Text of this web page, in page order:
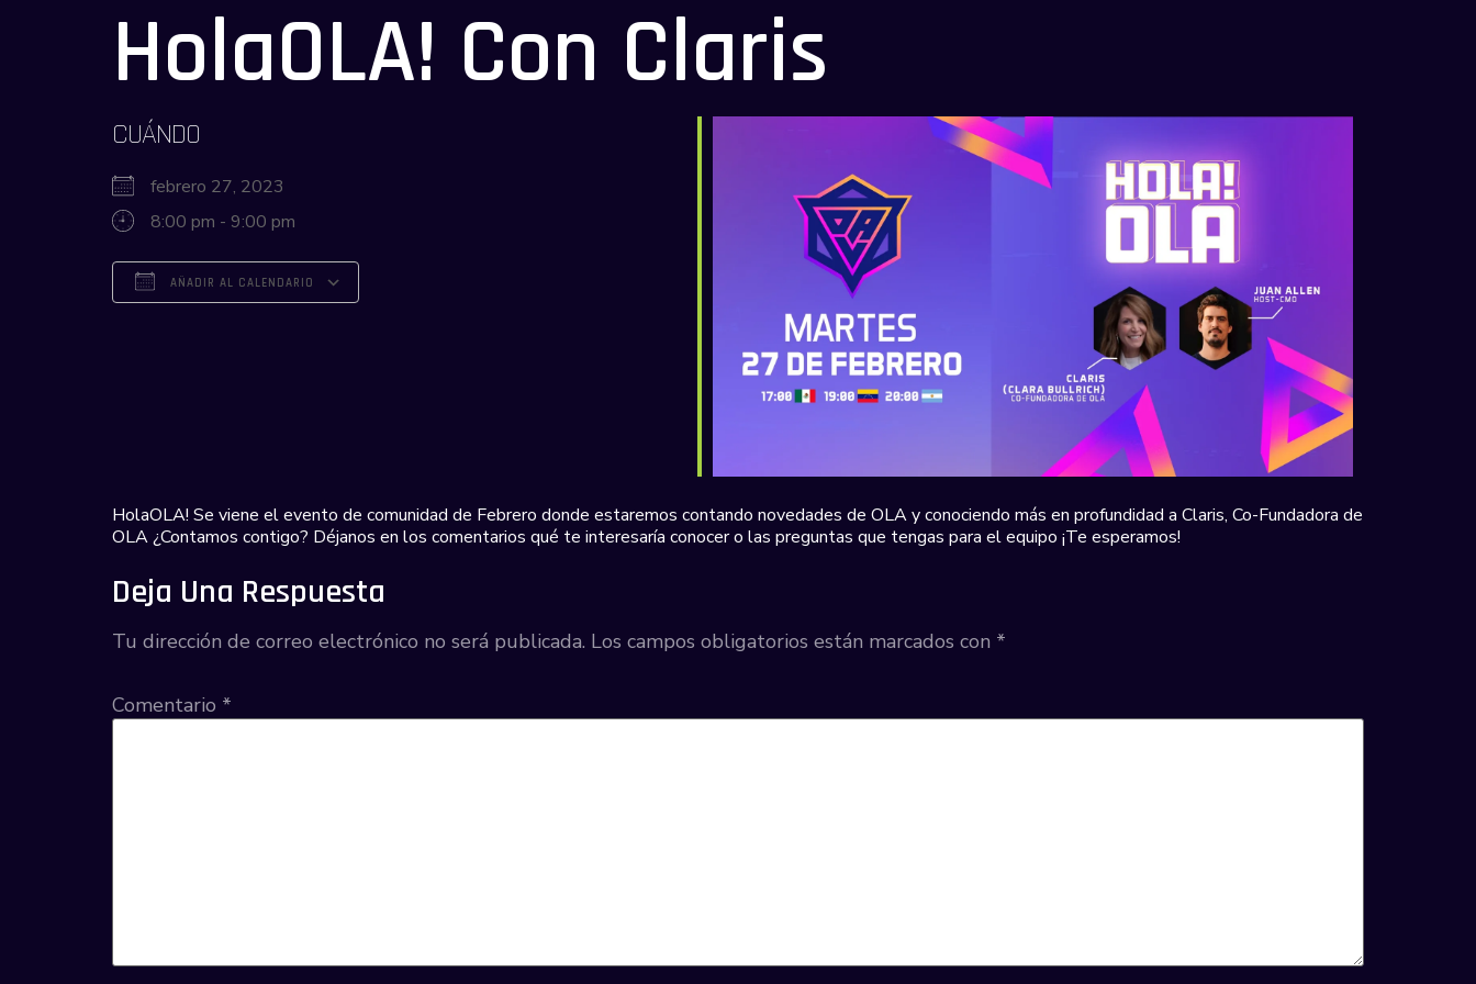
HolaOLA! Con Claris
CUÁNDO
febrero 27, 2023
8:00 pm - 9:00 pm
AÑADIR AL CALENDARIO
HolaOLA! Se viene el evento de comunidad de Febrero donde estaremos contando novedades de OLA y conociendo más en profundidad a Claris, Co-Fundadora de
OLA ¿Contamos contigo? Déjanos en los comentarios qué te interesaría conocer o las preguntas que tengas para el equipo ¡Te esperamos!
Deja Una Respuesta
Tu dirección de correo electrónico no será publicada. Los campos obligatorios están marcados con *
Comentario *